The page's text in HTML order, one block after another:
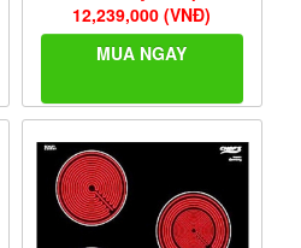
12,239,000 (VNĐ)
MUA NGAY